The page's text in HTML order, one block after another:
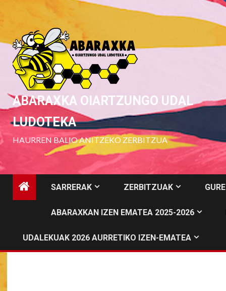
to
content
ABARAXKA OIARTZUNGO UDAL
LUDOTEKA
HAURREN BALIO ANITZEKO ZERBITZUA
SARRERAK ZERBITZUAK
ABARAXKAN IZEN EMATEA 2025-2026
UDALEKUAK 2026 AURRETIKO IZEN-EMATEA